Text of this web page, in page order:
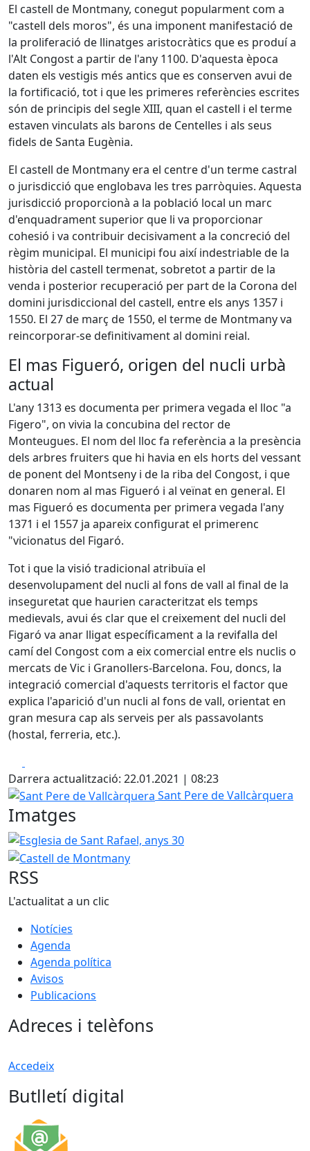
El castell de Montmany, conegut popularment com a
"castell dels moros", és una imponent manifestació de
la proliferació de llinatges aristocràtics que es produí a
l'Alt Congost a partir de l'any 1100. D'aquesta època
daten els vestigis més antics que es conserven avui de
la fortificació, tot i que les primeres referències escrites
són de principis del segle XIII, quan el castell i el terme
estaven vinculats als barons de Centelles i als seus
fidels de Santa Eugènia.
El castell de Montmany era el centre d'un terme castral
o jurisdicció que englobava les tres parròquies. Aquesta
jurisdicció proporcionà a la població local un marc
d'enquadrament superior que li va proporcionar
cohesió i va contribuir decisivament a la concreció del
règim municipal. El municipi fou així indestriable de la
història del castell termenat, sobretot a partir de la
venda i posterior recuperació per part de la Corona del
domini jurisdiccional del castell, entre els anys 1357 i
1550. El 27 de març de 1550, el terme de Montmany va
reincorporar-se definitivament al domini reial.
El mas Figueró, origen del nucli urbà
actual
L'any 1313 es documenta per primera vegada el lloc "a
Figero", on vivia la concubina del rector de
Monteugues. El nom del lloc fa referència a la presència
dels arbres fruiters que hi havia en els horts del vessant
de ponent del Montseny i de la riba del Congost, i que
donaren nom al mas Figueró i al veïnat en general. El
mas Figueró es documenta per primera vegada l'any
1371 i el 1557 ja apareix configurat el primerenc
"vicionatus del Figaró.
Tot i que la visió tradicional atribuïa el
desenvolupament del nucli al fons de vall al final de la
inseguretat que haurien caracteritzat els temps
medievals, avui és clar que el creixement del nucli del
Figaró va anar lligat específicament a la revifalla del
camí del Congost com a eix comercial entre els nuclis o
mercats de Vic i Granollers-Barcelona. Fou, doncs, la
integració comercial d'aquests territoris el factor que
explica l'aparició d'un nucli al fons de vall, orientat en
gran mesura cap als serveis per als passavolants
(hostal, ferreria, etc.).
Darrera actualització: 22.01.2021 | 08:23
Sant Pere de Vallcàrquera
Sant Pere de Vallcàrquera
Imatges
Esglesia de Sant Rafael, anys 30 Castell de Montmany
RSS
L'actualitat a un clic
Notícies
Agenda
Agenda política
Avisos
Publicacions
Adreces i telèfons
Accedeix
Butlletí digital